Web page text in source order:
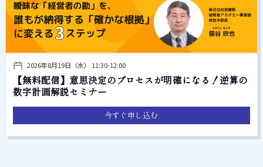
2026年8月19日（水） 11:30-12:00
【無料配信】意思決定のプロセスが明確になる！逆算の
数字計画解説セミナー
今すぐ申し込む